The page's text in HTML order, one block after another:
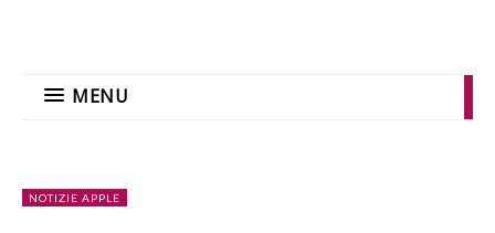
MENU
NOTIZIE APPLE